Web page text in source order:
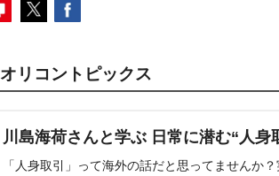
オリコントピックス
川島海荷さんと学ぶ 日常に潜む“人身
「人身取引」って海外の話だと思ってませんか